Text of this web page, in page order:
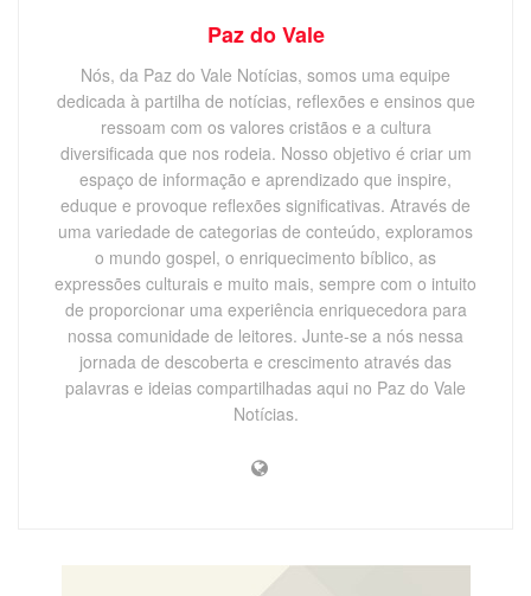
Paz do Vale
Nós, da Paz do Vale Notícias, somos uma equipe
dedicada à partilha de notícias, reflexões e ensinos que
ressoam com os valores cristãos e a cultura
diversificada que nos rodeia. Nosso objetivo é criar um
espaço de informação e aprendizado que inspire,
eduque e provoque reflexões significativas. Através de
uma variedade de categorias de conteúdo, exploramos
o mundo gospel, o enriquecimento bíblico, as
expressões culturais e muito mais, sempre com o intuito
de proporcionar uma experiência enriquecedora para
nossa comunidade de leitores. Junte-se a nós nessa
jornada de descoberta e crescimento através das
palavras e ideias compartilhadas aqui no Paz do Vale
Notícias.